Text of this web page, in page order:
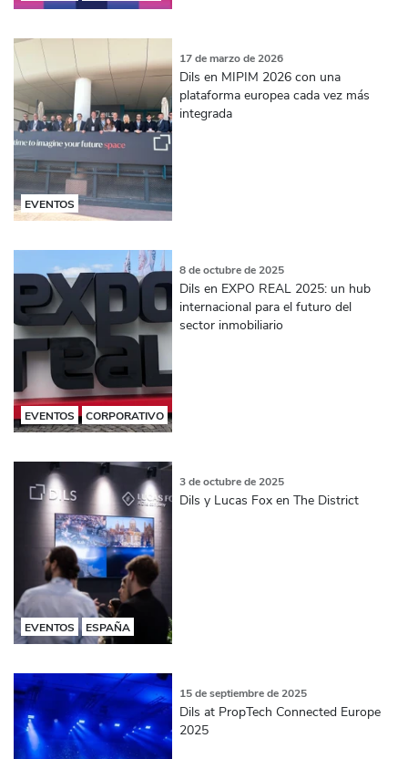
EVENTOS
17 de marzo de 2026
Dils en MIPIM 2026 con una
plataforma europea cada vez más
integrada
EVENTOS CORPORATIVO
8 de octubre de 2025
Dils en EXPO REAL 2025: un hub
internacional para el futuro del
sector inmobiliario
EVENTOS ESPAÑA
3 de octubre de 2025
Dils y Lucas Fox en The District
15 de septiembre de 2025
Dils at PropTech Connected Europe
2025